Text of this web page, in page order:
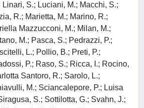
Linari, S.; Luciani, M.; Macchi, S.;
R.; Marietta, M.; Marino, R.;
Mazzucconi, M.; Milan, M.;
M.; Pasca, S.; Pedrazzi, P.;
L.; Pollio, B.; Preti, P.;
P.; Raso, S.; Ricca, I.; Rocino,
Santoro, R.; Sarolo, L.;
M.; Sciancalepore, P.; Luisa
S.; Sottilotta, G.; Svahn, J.;